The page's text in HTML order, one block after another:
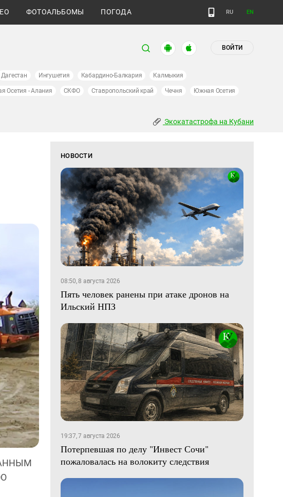
ФОТОАЛЬБОМЫ ПОГОДА RU EN
ВОЙТИ
Дагестан Ингушетия Кабардино-Балкария Калмыкия
Осетия - Алания СКФО Ставропольский край Чечня Южная Осетия
Экокатастрофа на Кубани
НОВОСТИ
08:50, 8 августа 2026
Пять человек ранены при атаке дронов на
Ильский НПЗ
19:37, 7 августа 2026
Потерпевшая по делу "Инвест Сочи"
пожаловалась на волокиту следствия